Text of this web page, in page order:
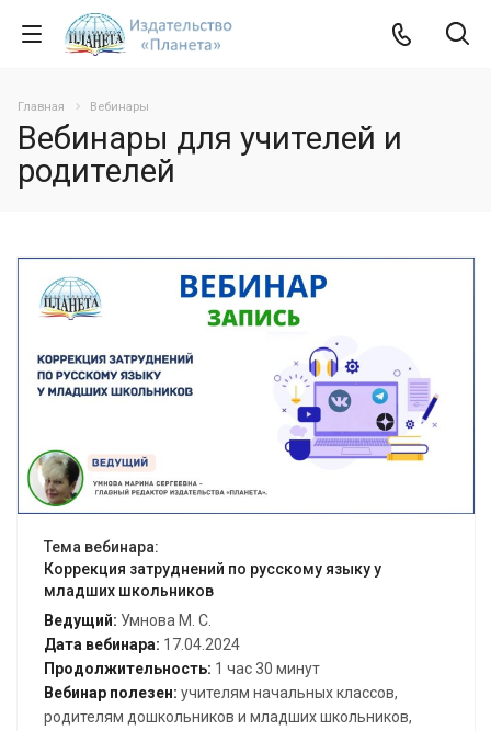
Главная Вебинары
Вебинары для учителей и
родителей
Открыть вебинар
Тема вебинара:
Коррекция затруднений по русскому языку у
младших школьников
Ведущий: Умнова М. С.
Дата вебинара: 17.04.2024
Продолжительность: 1 час 30 минут
Вебинар полезен: учителям начальных классов,
родителям дошкольников и младших школьников,